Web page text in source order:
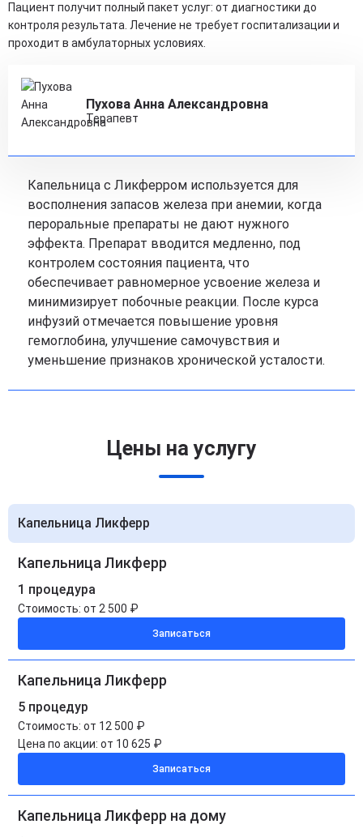
Пациент получит полный пакет услуг: от диагностики до
контроля результата. Лечение не требует госпитализации и
проходит в амбулаторных условиях.
Пухова Анна Александровна
Терапевт
Капельница с Ликферром используется для
восполнения запасов железа при анемии, когда
пероральные препараты не дают нужного
эффекта. Препарат вводится медленно, под
контролем состояния пациента, что
обеспечивает равномерное усвоение железа и
минимизирует побочные реакции. После курса
инфузий отмечается повышение уровня
гемоглобина, улучшение самочувствия и
уменьшение признаков хронической усталости.
Цены на услугу
Капельница Ликферр
Капельница Ликферр
1 процедура
Стоимость: от 2 500 ₽
Записаться
Капельница Ликферр
5 процедур
Стоимость: от 12 500 ₽
Цена по акции: от 10 625 ₽
Записаться
Капельница Ликферр на дому